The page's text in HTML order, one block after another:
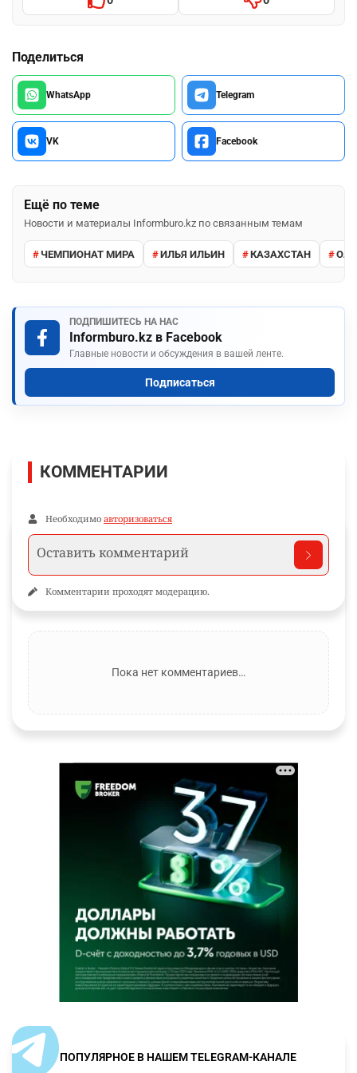
Поделиться
WhatsApp Telegram
VK Facebook
Ещё по теме
Новости и материалы Informburo.kz по связанным темам
ЧЕМПИОНАТ МИРА ИЛЬЯ ИЛЬИН КАЗАХСТАН
ПОДПИШИТЕСЬ НА НАС
Informburo.kz в Facebook
Главные новости и обсуждения в вашей ленте.
Подписаться
КОММЕНТАРИИ
Необходимо авторизоваться
Комментарии проходят модерацию.
Пока нет комментариев…
ПОПУЛЯРНОЕ В НАШЕМ TELEGRAM-КАНАЛЕ